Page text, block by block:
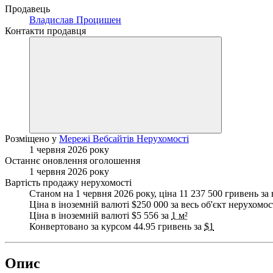
Продавець
Владислав Процишен
Контакти продавця
Розміщено у Мережі Вебсайтів Нерухомості
1 червня 2026 року
Останнє оновлення оголошення
1 червня 2026 року
Вартість продажу нерухомості
Станом на 1 червня 2026 року, ціна 11 237 500 гривень за
Ціна в іноземній валюті $250 000 за весь об'єкт
Ціна в іноземній валюті $5 556 за 1 м²
Конвертовано за курсом 44.95 гривень за $1
Опис